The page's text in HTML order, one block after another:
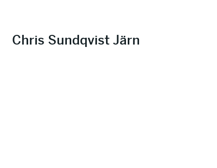
Chris Sundqvist Järn